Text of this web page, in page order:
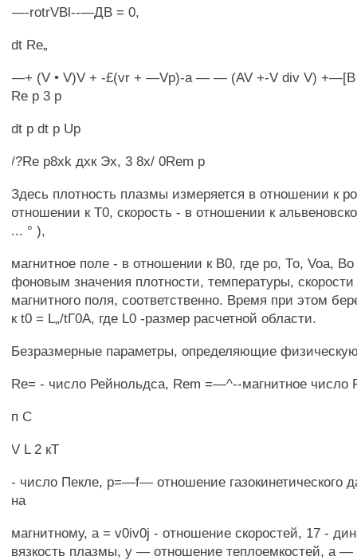
—-rotrVBl--—ДВ = 0,
dt Re„
—+ (V • V)V + -£(vr + —Vp)-a — — (AV +-V div V) +—[B
Re p 3 p
dt p dt p Up
/?Re p8xk дхк Эх, 3 8х/ 0Rem p
Здесь плотность плазмы измеряется в отношении к
отношении к Т0, скорость - в отношении к
... ° ),
магнитное поле - в отношении к В0, где ро, То, Voa, Во
фоновым значения плотности, температуры,
магнитного поля, соответственно. Время при этом
к t0 = L„/tГ0А, где L0 -размер расчетной области.
Безразмерные параметры, определяющие
Re= - число Рейнольдса, Rem =—^--магнитное число
п С
V L 2 кТ
- число Пекле, р=—f— отношение газокинетического
на
магнитному, a = v0iv0j - отношение скоростей, 17 -
вязкость плазмы, у — отношение теплоемкостей, а —